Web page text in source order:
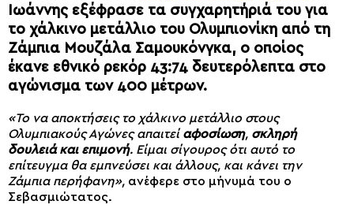
Ιωάννης εξέφρασε τα συγχαρητήριά του για
το χάλκινο μετάλλιο του Ολυμπιονίκη από τη
Ζάμπια Μουζάλα Σαμουκόνγκα, ο οποίος
έκανε εθνικό ρεκόρ 43:74 δευτερόλεπτα στο
αγώνισμα των 400 μέτρων.
«Το να αποκτήσεις το χάλκινο μετάλλιο στους
Ολυμπιακούς Αγώνες απαιτεί αφοσίωση, σκληρή
δουλειά και επιμονή. Είμαι σίγουρος ότι αυτό το
επίτευγμα θα εμπνεύσει και άλλους, και κάνει την
Ζάμπια περήφανη», ανέφερε στο μήνυμά του ο
Σεβασμιώτατος.